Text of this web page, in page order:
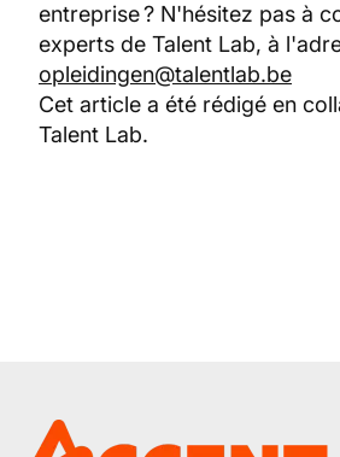
entreprise ? N'hésitez pas à
experts de Talent Lab, à
opleidingen@talentlab.be
Cet article a été rédigé en
Talent Lab.